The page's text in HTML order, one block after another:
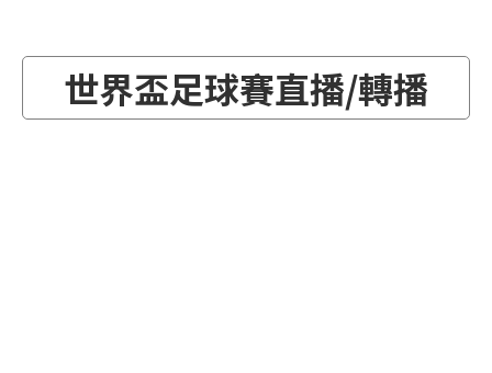
世界盃足球賽直播/轉播